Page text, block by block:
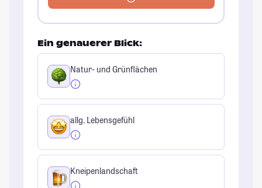
Ein genauerer Blick:
Natur- und Grünflächen
allg. Lebensgefühl
Kneipenlandschaft